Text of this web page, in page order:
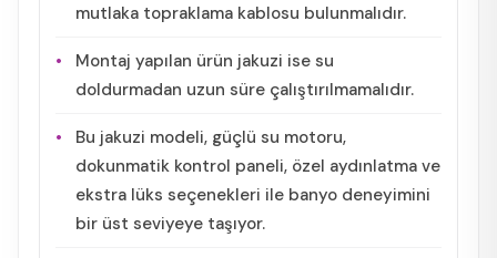
mutlaka topraklama kablosu bulunmalıdır.
Montaj yapılan ürün jakuzi ise su
doldurmadan uzun süre çalıştırılmamalıdır.
Bu jakuzi modeli, güçlü su motoru,
dokunmatik kontrol paneli, özel aydınlatma ve
ekstra lüks seçenekleri ile banyo deneyimini
bir üst seviyeye taşıyor.